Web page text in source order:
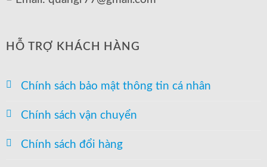
HỖ TRỢ KHÁCH HÀNG
Chính sách bảo mật thông tin cá nhân
Chính sách vận chuyển
Chính sách đổi hàng